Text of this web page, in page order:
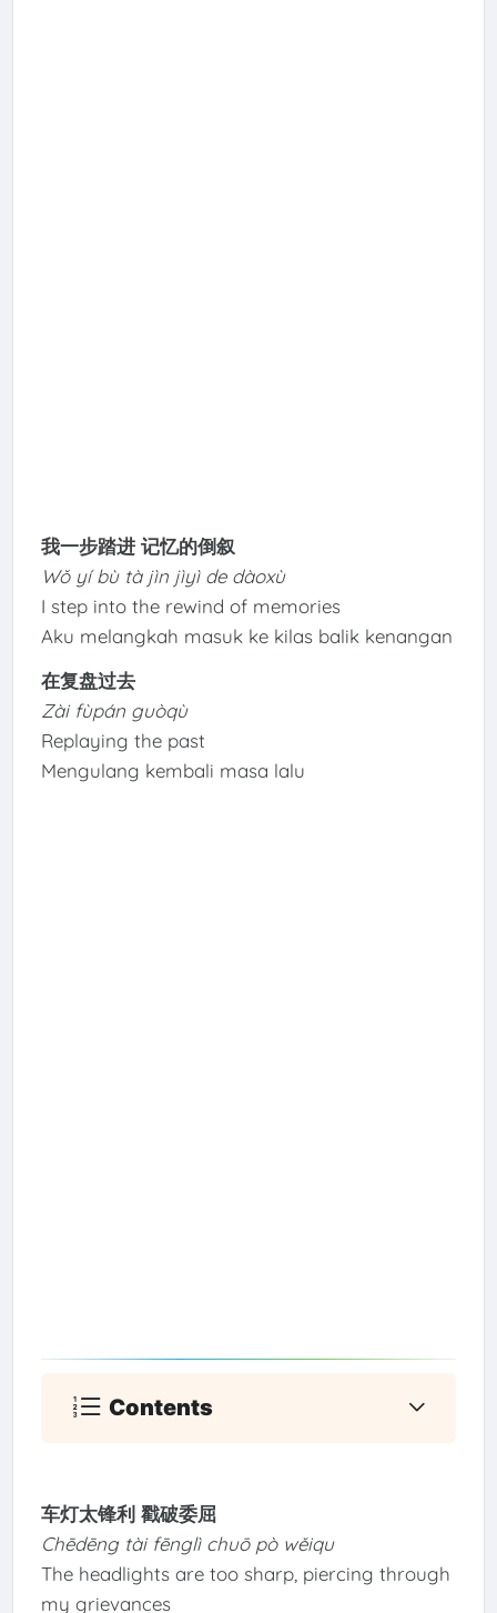
我一步踏进 记忆的倒叙
Wǒ yí bù tà jìn jìyì de dàoxù
I step into the rewind of memories
Aku melangkah masuk ke kilas balik kenangan
在复盘过去
Zài fùpán guòqù
Replaying the past
Mengulang kembali masa lalu
Contents
车灯太锋利 戳破委屈
Chēdēng tài fēnglì chuō pò wěiqu
The headlights are too sharp, piercing through
my grievances